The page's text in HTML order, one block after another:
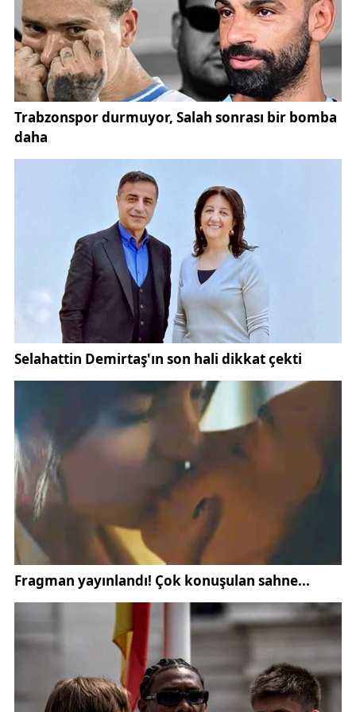
üretime uygun olmadığı belirtiliyor.
Uzmanlar, kaliteli ve dayanıklı ürünler elde
edebilmek için boynuzların en az üç ila dört yıl
boyunca doğal şartlarda kurutulmuş olması
gerektiğine dikkat çekiyor. Yeni kesilmiş veya
yeterince kuruma süresini tamamlamamış
boynuzların işlenmesi durumunda istenilen kalitede
sonuç alınamıyor.
Özellikle sert yapısı nedeniyle tespih üretiminde
manda boynuzu daha fazla tercih edilirken, farklı
ürün gruplarında koç boynuzu da yaygın olarak
kullanılıyor. Uygun hammaddenin seçilmesi, ortaya
çıkan ürünün hem dayanıklılığını hem de estetik
görünümünü doğrudan etkiliyor.
Atölyeye ham halde ulaştırılan boynuzlar, belirli
işlemlerden geçirilerek kullanıma hazır hale
getiriliyor. İlk aşamada boynuzlar kesilerek yapılacak
ürüne uygun ölçülerde küçültülüyor. Daha sonra
ısıtma ve presleme işlemleri uygulanıyor.
Isı yardımıyla yumuşatılan boynuzlar, üretilecek
ürüne yakın bir form elde etmek amacıyla
düzleştiriliyor. Bu aşamanın ardından tasarım süreci
başlıyor. Hazırlanacak ürünün modeli önce kağıt
üzerine çiziliyor, ardından bu tasarım boynuz
yüzeyine aktarılıyor.
Belirlenen form doğrultusunda gerçekleştirilen
hassas kesim işlemlerinin ardından ürünler son
şekline kavuşuyor. Üretimin son aşamasında ise
parlatma işlemi uygulanıyor. Parlatılan ürünlere küpe